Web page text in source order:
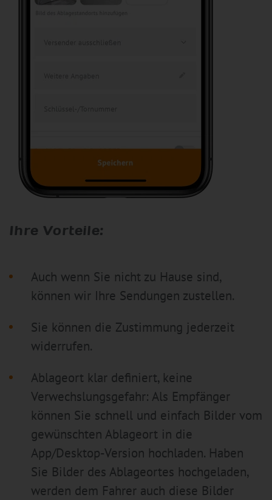
Ihre Vorteile:
Auch wenn Sie nicht zu Hause sind,
können wir Ihre Sendungen zustellen.
Sie können die Zustimmung jederzeit
widerrufen.
Ablageort klar definiert, keine
Verwechslungsgefahr: Als Empfänger
können Sie schnell und einfach Bilder vom
gewünschten Ablageort in die
App/Desktop-Version hochladen. Haben
Sie Bilder des Ablageortes hochgeladen,
werden dem Fahrer auch diese Bilder